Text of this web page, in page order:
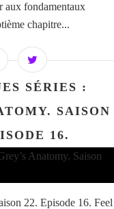
aux fondamentaux
chapitre...
SÉRIES :
SAISON
16.
22. Episode 16. Feel